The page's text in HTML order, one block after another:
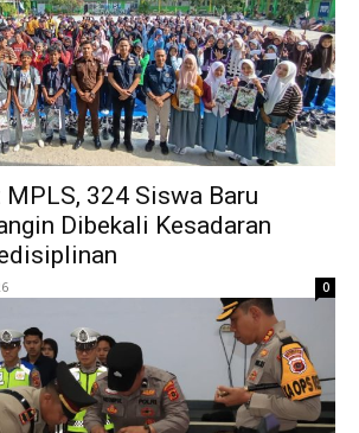
MPLS, 324 Siswa Baru
Dibekali Kesadaran
0